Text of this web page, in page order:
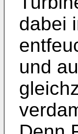
dabei
und